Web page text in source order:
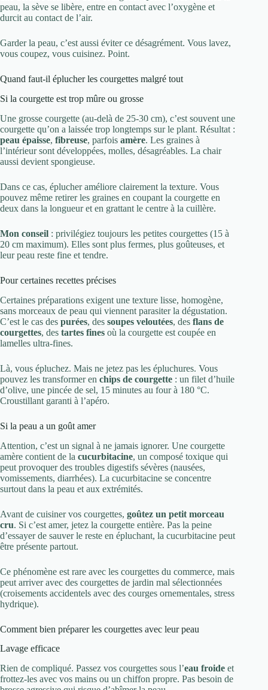
peau, la sève se libère, entre en contact avec l’oxygène et
durcit au contact de l’air.
Garder la peau, c’est aussi éviter ce désagrément. Vous lavez,
vous coupez, vous cuisinez. Point.
Quand faut-il éplucher les courgettes malgré tout
Si la courgette est trop mûre ou grosse
Une grosse courgette (au-delà de 25-30 cm), c’est souvent une
courgette qu’on a laissée trop longtemps sur le plant. Résultat :
peau épaisse, fibreuse, parfois amère. Les graines à
l’intérieur sont développées, molles, désagréables. La chair
aussi devient spongieuse.
Dans ce cas, éplucher améliore clairement la texture. Vous
pouvez même retirer les graines en coupant la courgette en
deux dans la longueur et en grattant le centre à la cuillère.
Mon conseil : privilégiez toujours les petites courgettes (15 à
20 cm maximum). Elles sont plus fermes, plus goûteuses, et
leur peau reste fine et tendre.
Pour certaines recettes précises
Certaines préparations exigent une texture lisse, homogène,
sans morceaux de peau qui viennent parasiter la dégustation.
C’est le cas des purées, des soupes veloutées, des flans de
courgettes, des tartes fines où la courgette est coupée en
lamelles ultra-fines.
Là, vous épluchez. Mais ne jetez pas les épluchures. Vous
pouvez les transformer en chips de courgette : un filet d’huile
d’olive, une pincée de sel, 15 minutes au four à 180 °C.
Croustillant garanti à l’apéro.
Si la peau a un goût amer
Attention, c’est un signal à ne jamais ignorer. Une courgette
amère contient de la cucurbitacine, un composé toxique qui
peut provoquer des troubles digestifs sévères (nausées,
vomissements, diarrhées). La cucurbitacine se concentre
surtout dans la peau et aux extrémités.
Avant de cuisiner vos courgettes, goûtez un petit morceau
cru. Si c’est amer, jetez la courgette entière. Pas la peine
d’essayer de sauver le reste en épluchant, la cucurbitacine peut
être présente partout.
Ce phénomène est rare avec les courgettes du commerce, mais
peut arriver avec des courgettes de jardin mal sélectionnées
(croisements accidentels avec des courges ornementales, stress
hydrique).
Comment bien préparer les courgettes avec leur peau
Lavage efficace
Rien de compliqué. Passez vos courgettes sous l’eau froide et
frottez-les avec vos mains ou un chiffon propre. Pas besoin de